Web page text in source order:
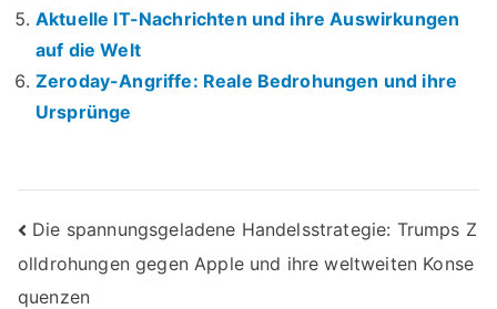
Aktuelle IT-Nachrichten und ihre Auswirkungen
auf die Welt
Zeroday-Angriffe: Reale Bedrohungen und ihre
Ursprünge
Beitrags-
Navigation
Die spannungsgeladene Handelsstrategie: Trumps Z
olldrohungen gegen Apple und ihre weltweiten Konse
quenzen